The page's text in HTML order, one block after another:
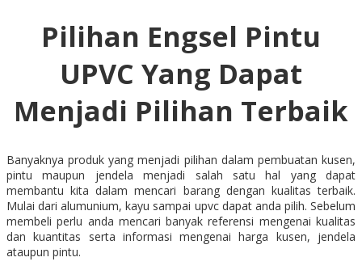
Pilihan Engsel Pintu
UPVC Yang Dapat
Menjadi Pilihan Terbaik
Banyaknya produk yang menjadi pilihan dalam pembuatan kusen,
pintu maupun jendela menjadi salah satu hal yang dapat
membantu kita dalam mencari barang dengan kualitas terbaik.
Mulai dari alumunium, kayu sampai upvc dapat anda pilih. Sebelum
membeli perlu anda mencari banyak referensi mengenai kualitas
dan kuantitas serta informasi mengenai harga kusen, jendela
ataupun pintu.